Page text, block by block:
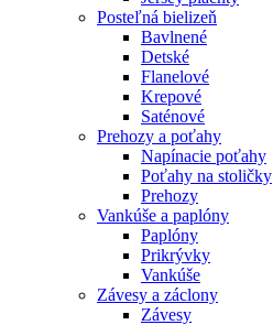
Posteľná bielizeň
Bavlnené
Detské
Flanelové
Krepové
Saténové
Prehozy a poťahy
Napínacie poťahy
Poťahy na stoličky
Prehozy
Vankúše a paplóny
Paplóny
Prikrývky
Vankúše
Závesy a záclony
Závesy